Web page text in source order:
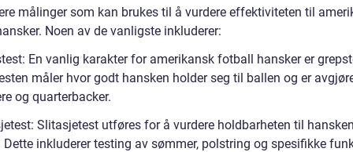
målinger som kan brukes til å vurdere effektiviteten til
Noen av de vanligste inkluderer:
En vanlig karakter for amerikansk fotball hansker er
måler hvor godt hansken holder seg til ballen og er
og quarterbacker.
Slitasjetest utføres for å vurdere holdbarheten til
inkluderer testing av sømmer, polstring og spesifikke